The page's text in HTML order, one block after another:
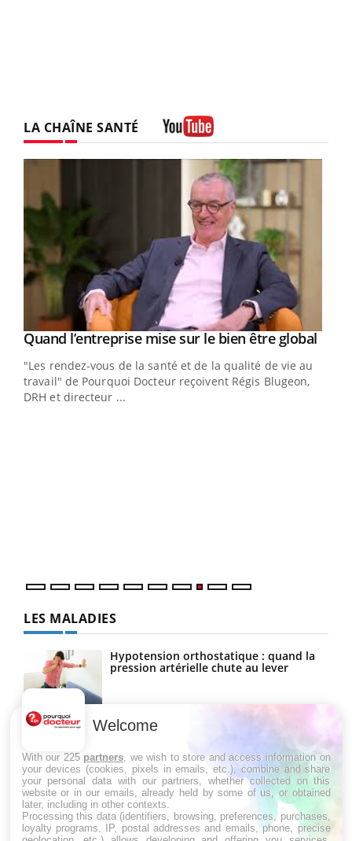
LA CHAÎNE SANTÉ
Youtube
Quand l’entreprise mise sur le bien être global
"Les rendez-vous de la santé et de la qualité de vie au
travail" de Pourquoi Docteur reçoivent Régis Blugeon,
DRH et directeur ...
LES MALADIES
Hypotension orthostatique : quand la
pression artérielle chute au lever
Drépanocytose : une déformation des
globules rouges aux conséquences
Maladie de Charcot (Sclérose latérale
amyotrophique)
Welcome
With our 225 partners , we wish to store and access information on
your devices (cookies, pixels in emails, etc.), combine and share
your personal data with our partners, whether collected on this
website or in our emails, already held by some of us, or obtained
later, including in other contexts.
Processing this data (identifiers, browsing, preferences, purchases,
loyalty programs, IP, postal addresses and emails, phone, precise